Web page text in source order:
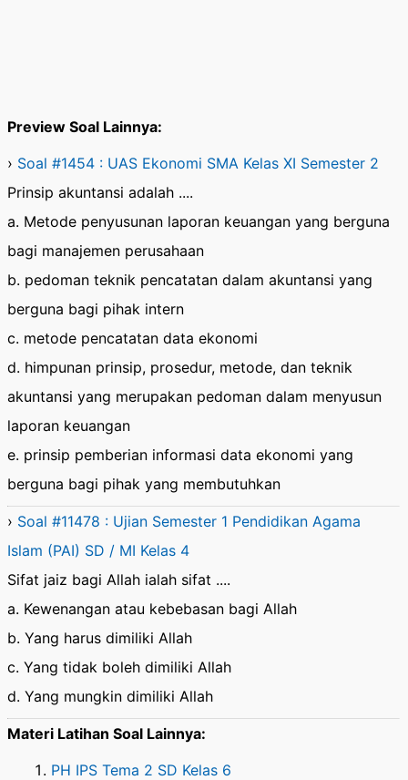
Preview Soal Lainnya:
› Soal #1454 : UAS Ekonomi SMA Kelas XI Semester 2
Prinsip akuntansi adalah ....
a. Metode penyusunan laporan keuangan yang berguna
bagi manajemen perusahaan
b. pedoman teknik pencatatan dalam akuntansi yang
berguna bagi pihak intern
c. metode pencatatan data ekonomi
d. himpunan prinsip, prosedur, metode, dan teknik
akuntansi yang merupakan pedoman dalam menyusun
laporan keuangan
e. prinsip pemberian informasi data ekonomi yang
berguna bagi pihak yang membutuhkan
› Soal #11478 : Ujian Semester 1 Pendidikan Agama
Islam (PAI) SD / MI Kelas 4
Sifat jaiz bagi Allah ialah sifat ....
a. Kewenangan atau kebebasan bagi Allah
b. Yang harus dimiliki Allah
c. Yang tidak boleh dimiliki Allah
d. Yang mungkin dimiliki Allah
Materi Latihan Soal Lainnya:
PH IPS Tema 2 SD Kelas 6